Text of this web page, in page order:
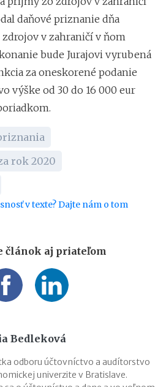
daňové priznanie dňa
zdrojov v zahraničí v ňom
bude Jurajovi vyrubená
za oneskorené podanie
výške od 30 do 16 000 eur
rok 2020
v texte? Dajte nám o tom
článok aj priateľom
Bedleková
odboru účtovníctvo a audítorstvo
univerzite v Bratislave.